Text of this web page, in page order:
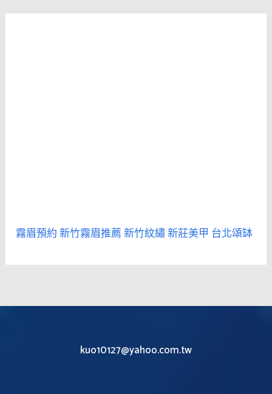
霧眉預約新竹霧眉推薦新竹紋繡新莊美甲 台北頌缽
kuo10127@yahoo.com.tw